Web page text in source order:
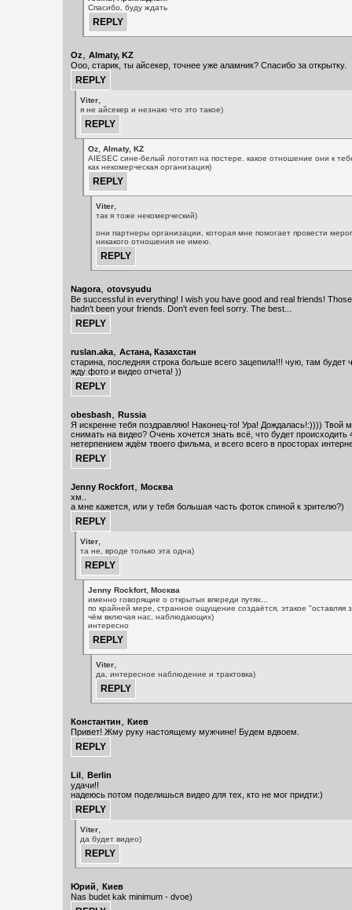
Спасибо, буду ждать
Oz, Almaty, KZ
Ооо, старик, ты айсекер, точнее уже аламник? Спасибо за открытку.
Viter,
я не айсекер и незнаю что это такое)
Oz, Almaty, KZ
AIESEC сине-белый логотип на постере. какое отношение они к
как некомерческая организация)
Viter,
так я тоже некомерческий)
они партнеры организации, которая мне помогает провести
никакого отношения не имею.
Nagora, otovsyudu
Be successful in everything! I wish you have good and real friends!
hadn't been your friends. Don't even feel sorry. The best...
ruslan.aka, Астана, Казахстан
старина, последняя строка больше всего зацепила!!! чую, там будет
жду фото и видео отчета! ))
obesbash, Russia
Я искренне тебя поздравляю! Наконец-то! Ура! Дождалась!:)))) Твой
снимать на видео? Очень хочется знать всё, что будет происходить
нетерпением ждём твоего фильма, и всего всего в просторах
Jenny Rockfort, Москва
хм..
а мне кажется, или у тебя большая часть фоток спиной к зрителю?)
Viter,
та не, вроде только эта одна)
Jenny Rockfort, Москва
именно говорящие о открытых впереди путях...
по крайней мере, странное ощущение создаётся, этакое "оставляя
чём включая нас, наблюдающих)
интересно
Viter,
да, интересное наблюдение и трактовка)
Константин, Киев
Привет! Жму руку настоящему мужчине! Будем вдвоем.
Lil, Berlin
удачи!!
надеюсь потом поделишься видео для тех, кто не мог придти:)
Viter,
да будет видео)
Юрий, Киев
Nas budet kak minimum - dvoe)